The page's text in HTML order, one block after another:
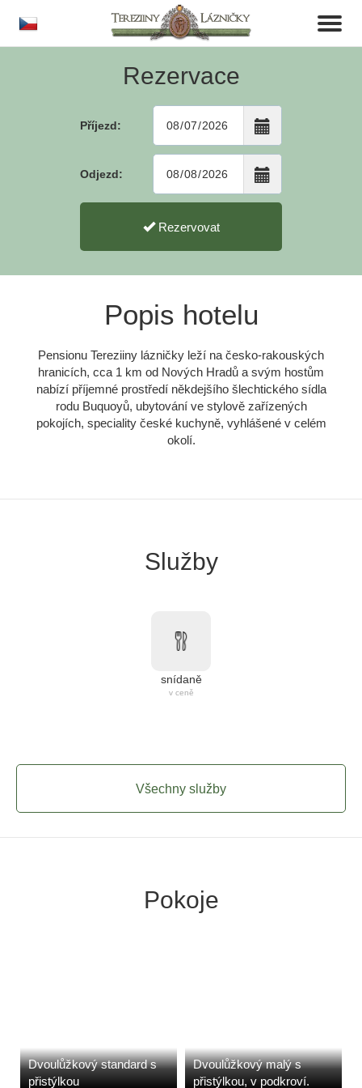
Toggle
Rezervace
Příjezd:
Odjezd:
Rezervovat
Popis hotelu
Pensionu Tereziiny lázničky leží na česko-rakouských
hranicích, cca 1 km od Nových Hradů a svým hostům
nabízí příjemné prostředí někdejšího šlechtického sídla
rodu Buquoyů, ubytování ve stylově zařízených
pokojích, speciality české kuchyně, vyhlášené v celém
okolí.
Služby
snídaně
v ceně
Všechny služby
Pokoje
Dvoulůžkový standard s
přistýlkou
Dvoulůžkový malý s
přistýlkou, v podkroví.